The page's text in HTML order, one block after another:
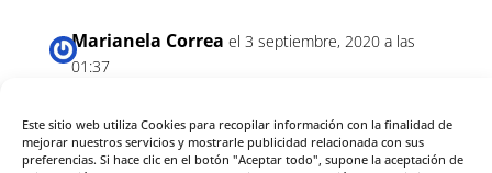
Este sitio web utiliza Cookies para recopilar información con la finalidad de
mejorar nuestros servicios y mostrarle publicidad relacionada con sus
preferencias. Si hace clic en el botón "Aceptar todo", supone la aceptación de
Marianela Correa el 3 septiembre, 2020 a las
01:37
ayuda a estar mas enfocada.